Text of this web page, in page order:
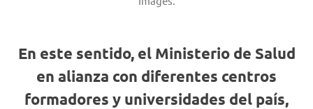
En este sentido, el Ministerio de Salud
en alianza con diferentes centros
formadores y universidades del país,